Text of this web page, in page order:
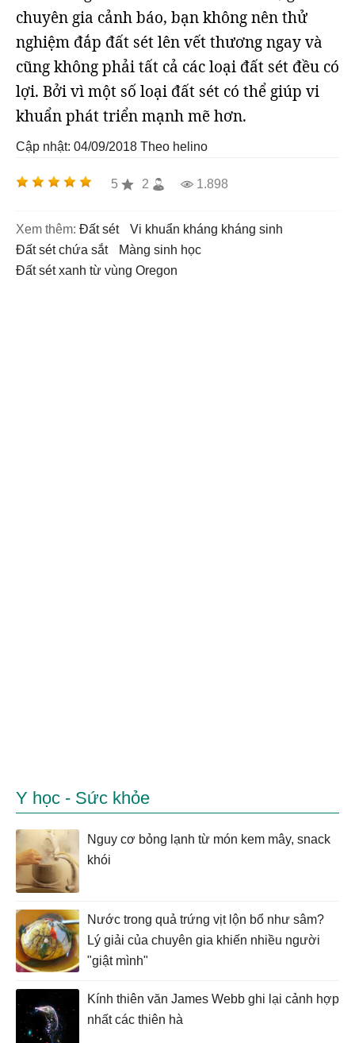
chuyên gia cảnh báo, bạn không nên thử
nghiệm đắp đất sét lên vết thương ngay và
cũng không phải tất cả các loại đất sét đều có
lợi. Bởi vì một số loại đất sét có thể giúp vi
khuẩn phát triển mạnh mẽ hơn.
Cập nhật: 04/09/2018 Theo helino
5 2 1.898
Xem thêm: đất sét
vi khuẩn kháng kháng sinh
đất sét chứa sắt
màng sinh học
đất sét xanh từ vùng Oregon
Y học - Sức khỏe
Nguy cơ bỏng lạnh từ món kem mây, snack
khói
Nước trong quả trứng vịt lộn bổ như sâm?
Lý giải của chuyên gia khiến nhiều người
"giật mình"
Kính thiên văn James Webb ghi lại cảnh hợp
nhất các thiên hà